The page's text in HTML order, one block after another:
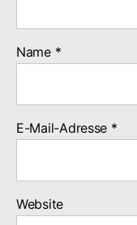
Name *
E-Mail-Adresse *
Website